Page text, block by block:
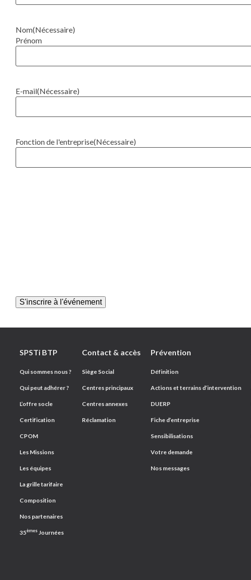
Nom(Nécessaire)
Prénom
E-mail(Nécessaire)
Fonction de l'entreprise(Nécessaire)
Plan du site
SPSTi BTP
Qui sommes nous ?
Qui peut adhérer ?
L’offre socle
Certification
CPOM
Les Missions
Les équipes
La grille tarifaire
Composition
Nos partenaires
35èmes Journées
Contact & accès
Siège Social
Centres principaux
Centres annexes
Réclamation
Prévention
Définition
Actions et terrains d’intervention
DUERP
Fiche d’entreprise
Sensibilisations
Votre demande
Nos messages